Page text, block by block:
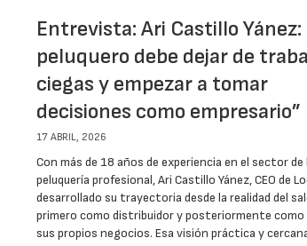
Entrevista: Ari Castillo Yánez:
peluquero debe dejar de
ciegas y empezar a tomar
decisiones como empresario”
17 ABRIL, 2026
Con más de 18 años de experiencia en el sector de
peluquería profesional, Ari Castillo Yánez, CEO de
desarrollado su trayectoria desde la realidad del
primero como distribuidor y posteriormente
sus propios negocios. Esa visión práctica y